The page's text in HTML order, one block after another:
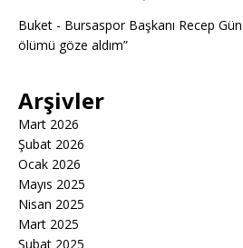
Buket - Bursaspor Başkanı Recep
ölümü göze aldım”
Arşivler
Mart 2026
Şubat 2026
Ocak 2026
Mayıs 2025
Nisan 2025
Mart 2025
Şubat 2025